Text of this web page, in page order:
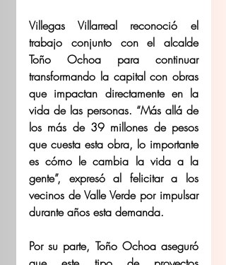
Villegas Villarreal reconoció el
trabajo conjunto con el alcalde
Toño Ochoa para continuar
transformando la capital con obras
que impactan directamente en la
vida de las personas. “Más allá de
los más de 39 millones de pesos
que cuesta esta obra, lo importante
es cómo le cambia la vida a la
gente”, expresó al felicitar a los
vecinos de Valle Verde por impulsar
durante años esta demanda.
Por su parte, Toño Ochoa aseguró